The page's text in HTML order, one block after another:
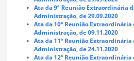
Ata da 9ª Reunião Extraordinária
Administração, de 29.09.2020
Ata da 10ª Reunião Extraordinária
Administração, de 09.11.2020
Ata da 11ª Reunião Extraordinária
Administração, de 24.11.2020
Ata da 12ª Reunião Extraordinária